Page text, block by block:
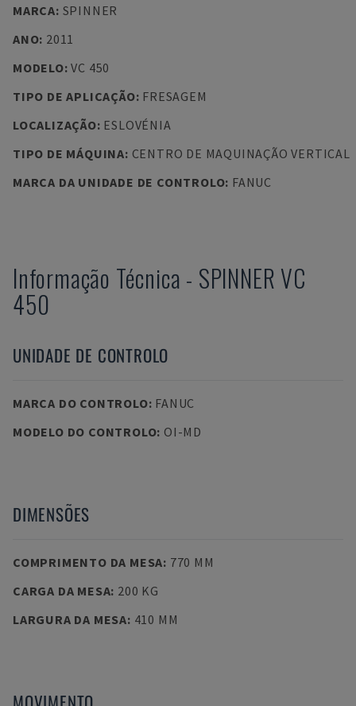
MARCA: SPINNER
ANO: 2011
MODELO:VC 450
TIPO DE APLICAÇÃO: FRESAGEM
LOCALIZAÇÃO: ESLOVÉNIA
TIPO DE MÁQUINA: CENTRO DE MAQUINAÇÃO VERTICAL
MARCA DA UNIDADE DE CONTROLO: FANUC
Informação Técnica - SPINNER VC
450
UNIDADE DE CONTROLO
MARCA DO CONTROLO: FANUC
MODELO DO CONTROLO: OI-MD
DIMENSÕES
COMPRIMENTO DA MESA: 770 MM
CARGA DA MESA: 200 KG
LARGURA DA MESA: 410 MM